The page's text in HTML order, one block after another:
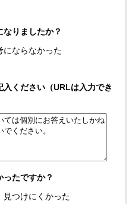
りましたか？
にならなかった
ください（URLは入力でき
たですか？
見つけにくかった